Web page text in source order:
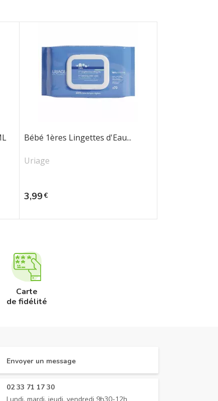
Bébé 1ères Lingettes d'Eau...
Uriage
Prix
3,99€
Carte
de fidélité
Envoyer un message
02 33 71 17 30